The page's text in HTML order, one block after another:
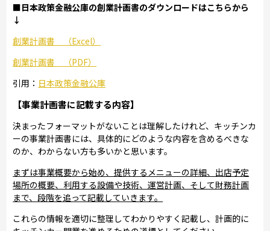
■日本政策金融公庫の創業計画書のダウンロードはこちらから
↓
創業計画書 （Excel）
創業計画書 （PDF）
引用： 日本政策金融公庫
【事業計画書に記載する内容】
決まったフォーマットがないことは理解したけれど、キッチンカ
ーの事業計画書には、具体的にどのような内容を含めるべきな
のか、わからない方も多いかと思います。
まずは事業概要から始め、提供するメニューの詳細、出店予定
場所の概要、利用する設備や技術、運営計画、そして財務計画
まで、段階を追って記載していきます。
これらの情報を適切に整理してわかりやすく記載し、計画的に